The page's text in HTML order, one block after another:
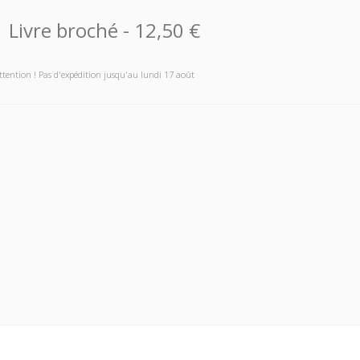
Livre broché - 12,50 €
! Pas d'expédition jusqu'au lundi 17 août